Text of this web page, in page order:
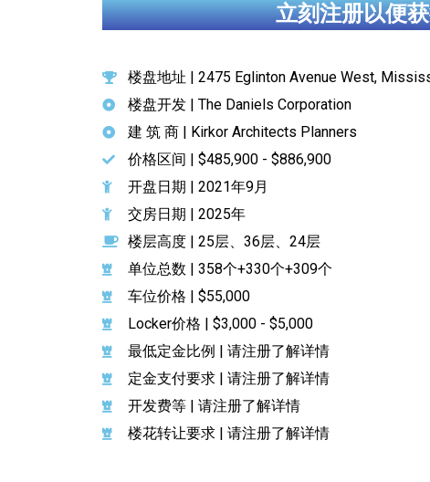
立刻注册以便
楼盘地址 | 2475 Eglinton Avenue West,
楼盘开发 | The Daniels Corporation
建 筑 商 | Kirkor Architects Planners
价格区间 | $485,900 - $886,900
开盘日期 | 2021年9月
交房日期 | 2025年
楼层高度 | 25层、36层、24层
单位总数 | 358个+330个+309个
车位价格 | $55,000
Locker价格 | $3,000 - $5,000
最低定金比例 | 请注册了解详情
定金支付要求 | 请注册了解详情
开发费等 | 请注册了解详情
楼花转让要求 | 请注册了解详情